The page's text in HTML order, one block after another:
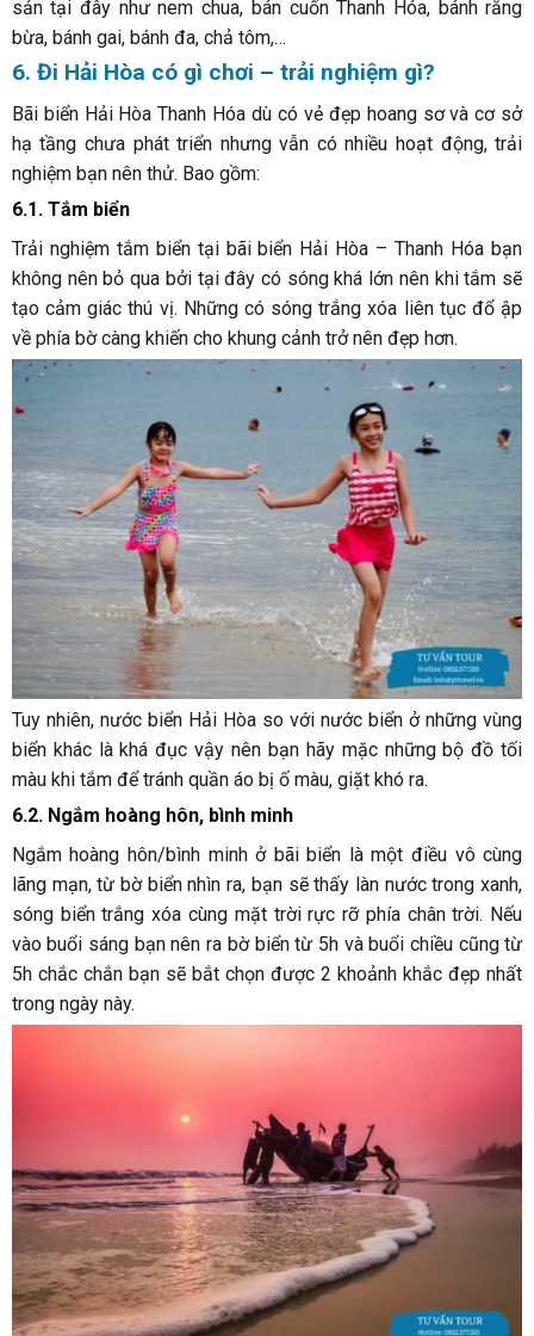
sản tại đây như nem chua, bán cuốn Thanh Hóa, bánh răng
bừa, bánh gai, bánh đa, chả tôm,…
6. Đi Hải Hòa có gì chơi – trải nghiệm gì?
Bãi biển Hải Hòa Thanh Hóa dù có vẻ đẹp hoang sơ và cơ sở
hạ tầng chưa phát triển nhưng vẫn có nhiều hoạt động, trải
nghiệm bạn nên thử. Bao gồm:
6.1. Tắm biển
Trải nghiệm tắm biển tại bãi biển Hải Hòa – Thanh Hóa bạn
không nên bỏ qua bởi tại đây có sóng khá lớn nên khi tắm sẽ
tạo cảm giác thú vị. Những có sóng trắng xóa liên tục đổ ập
về phía bờ càng khiến cho khung cảnh trở nên đẹp hơn.
Tuy nhiên, nước biển Hải Hòa so với nước biển ở những vùng
biển khác là khá đục vậy nên bạn hãy mặc những bộ đồ tối
màu khi tắm để tránh quần áo bị ố màu, giặt khó ra.
6.2. Ngắm hoàng hôn, bình minh
Ngắm hoàng hôn/bình minh ở bãi biển là một điều vô cùng
lãng mạn, từ bờ biển nhìn ra, bạn sẽ thấy làn nước trong xanh,
sóng biển trắng xóa cùng mặt trời rực rỡ phía chân trời. Nếu
vào buổi sáng bạn nên ra bờ biển từ 5h và buổi chiều cũng từ
5h chắc chắn bạn sẽ bắt chọn được 2 khoảnh khắc đẹp nhất
trong ngày này.